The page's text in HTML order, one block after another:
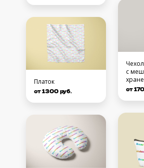
Платок
от 1300 руб.
с
от